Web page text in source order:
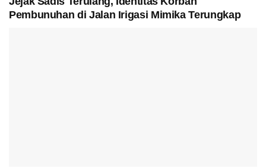
Pembunuhan di Jalan Irigasi Mimika Terungkap